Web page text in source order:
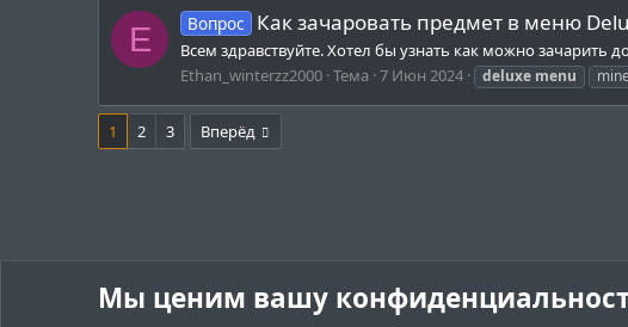
E Вопрос Как зачаровать предмет в меню
Всем здравствуйте. Хотел бы узнать как можно
Ethan_winterzz2000 Тема 7 Июн 2024 deluxe menu
1 2 3 Вперёд
Мы ценим вашу